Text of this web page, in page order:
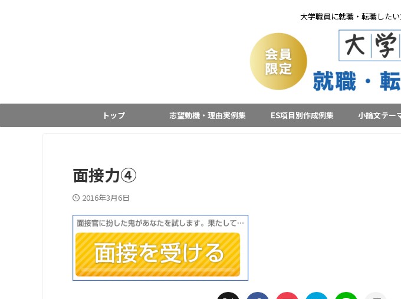
大学職員に就職・転職した
トップ 志望動機・理由実例集 ES項目別作成例集 小論文テー
面接力④
2016年3月6日